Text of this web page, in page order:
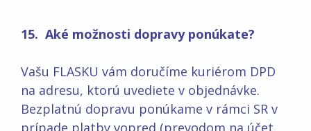
15. Aké možnosti dopravy ponúkate?
Vašu FLASKU vám doručíme kuriérom DPD
na adresu, ktorú uvediete v objednávke.
Bezplatnú dopravu ponúkame v rámci SR v
prípade platby vopred (prevodom na účet